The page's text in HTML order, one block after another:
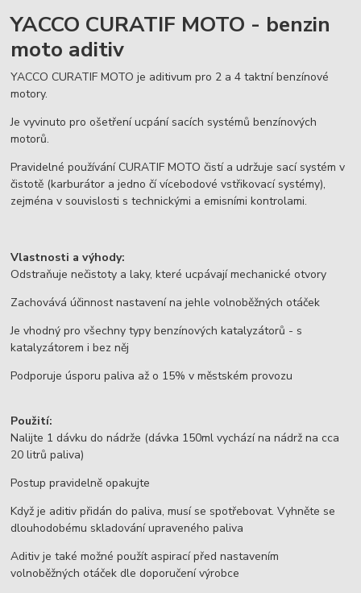
YACCO CURATIF MOTO - benzin
moto aditiv
YACCO CURATIF MOTO je aditivum pro 2 a 4 taktní benzínové
motory.
Je vyvinuto pro ošetření ucpání sacích systémů benzínových
motorů.
Pravidelné používání CURATIF MOTO čistí a udržuje sací systém v
čistotě (karburátor a jedno čí vícebodové vstřikovací systémy),
zejména v souvislosti s technickými a emisními kontrolami.
Vlastnosti a výhody:
Odstraňuje nečistoty a laky, které ucpávají mechanické otvory
Zachovává účinnost nastavení na jehle volnoběžných otáček
Je vhodný pro všechny typy benzínových katalyzátorů - s
katalyzátorem i bez něj
Podporuje úsporu paliva až o 15% v městském provozu
Použití:
Nalijte 1 dávku do nádrže (dávka 150ml vychází na nádrž na cca
20 litrů paliva)
Postup pravidelně opakujte
Když je aditiv přidán do paliva, musí se spotřebovat. Vyhněte se
dlouhodobému skladování upraveného paliva
Aditiv je také možné použít aspirací před nastavením
volnoběžných otáček dle doporučení výrobce